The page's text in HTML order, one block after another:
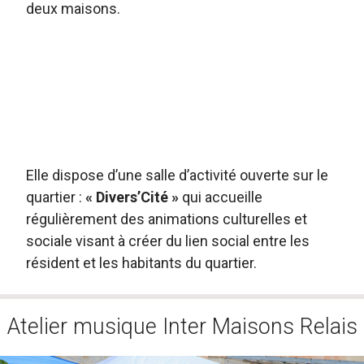
deux maisons.
Elle dispose d’une salle d’activité ouverte sur le
quartier :« Divers’Cité » qui accueille
régulièrement des animations culturelles et
sociale visant à créer du lien social entre les
résident et les habitants du quartier.
Atelier musique Inter Maisons Relais
Tournage d'un clip vidéo pendant le